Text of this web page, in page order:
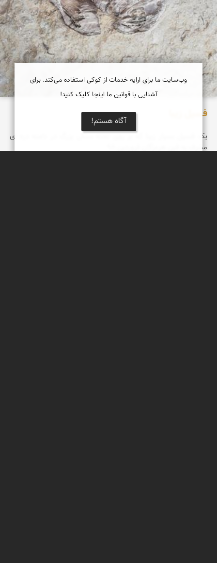
فسیل زیبا
یک فسیل بسیار زیبا که بر روی تخته سنگی بزرگ در دامنه دره ای
مشرف به فین هرمزگان فروردین 98
وب‌سایت ما برای ارایه خدمات از کوکی استفاده می‌کند. برای
آشنایی با قوانین ما اینجا کلیک کنید!
آگاه هستم!